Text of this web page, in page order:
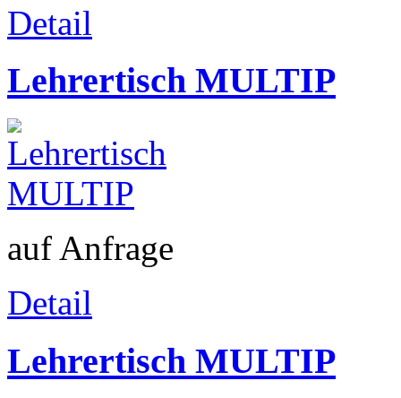
Detail
Lehrertisch MULTIP
auf Anfrage
Detail
Lehrertisch MULTIP